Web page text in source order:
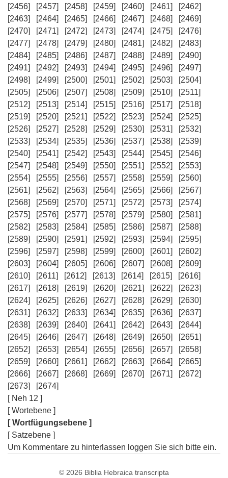
[2456]
[2457] [2458] [2459] [2460] [2461]
[2462]
[2463]
[2464] [2465] [2466] [2467] [2468]
[2469]
[2470]
[2471] [2472] [2473] [2474] [2475]
[2476]
[2477]
[2478] [2479] [2480] [2481] [2482]
[2483]
[2484]
[2485] [2486] [2487] [2488] [2489]
[2490]
[2491]
[2492] [2493] [2494] [2495] [2496]
[2497]
[2498]
[2499] [2500] [2501] [2502] [2503]
[2504]
[2505]
[2506] [2507] [2508] [2509] [2510]
[2511]
[2512]
[2513] [2514] [2515] [2516] [2517]
[2518]
[2519]
[2520] [2521] [2522] [2523] [2524]
[2525]
[2526]
[2527] [2528] [2529] [2530] [2531]
[2532]
[2533]
[2534] [2535] [2536] [2537] [2538]
[2539]
[2540]
[2541] [2542] [2543] [2544] [2545]
[2546]
[2547]
[2548] [2549] [2550] [2551] [2552]
[2553]
[2554]
[2555] [2556] [2557] [2558] [2559]
[2560]
[2561]
[2562] [2563] [2564] [2565] [2566]
[2567]
[2568]
[2569] [2570] [2571] [2572] [2573]
[2574]
[2575]
[2576] [2577] [2578] [2579] [2580]
[2581]
[2582]
[2583] [2584] [2585] [2586] [2587]
[2588]
[2589]
[2590] [2591] [2592] [2593] [2594]
[2595]
[2596]
[2597] [2598] [2599] [2600] [2601]
[2602]
[2603]
[2604] [2605] [2606] [2607] [2608]
[2609]
[2610]
[2611] [2612] [2613] [2614] [2615]
[2616]
[2617]
[2618] [2619] [2620] [2621] [2622]
[2623]
[2624]
[2625] [2626] [2627] [2628] [2629]
[2630]
[2631]
[2632] [2633] [2634] [2635] [2636]
[2637]
[2638]
[2639] [2640] [2641] [2642] [2643]
[2644]
[2645]
[2646] [2647] [2648] [2649] [2650]
[2651]
[2652]
[2653] [2654] [2655] [2656] [2657]
[2658]
[2659]
[2660] [2661] [2662] [2663] [2664]
[2665]
[2666]
[2667] [2668] [2669] [2670] [2671]
[2672]
[2673]
[2674]
[ Neh 12 ]
[ Wortebene ]
[ Wortfügungsebene ]
[ Satzebene ]
Um Kommentare zu hinterlassen loggen Sie sich bitte ein.
© 2026 Biblia Hebraica transcripta